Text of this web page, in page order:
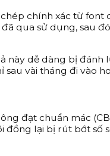
chính xác từ font
qua sử dụng, sau
dễ dàng bị đánh
vài tháng đi vào
đạt chuẩn mác
đồng lại bị rút bớt số